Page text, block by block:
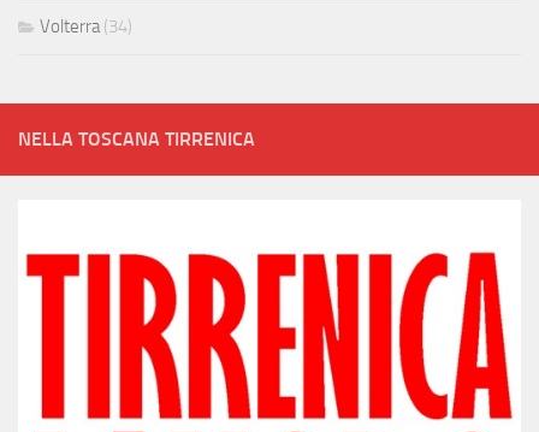
Volterra (34)
NELLA TOSCANA TIRRENICA